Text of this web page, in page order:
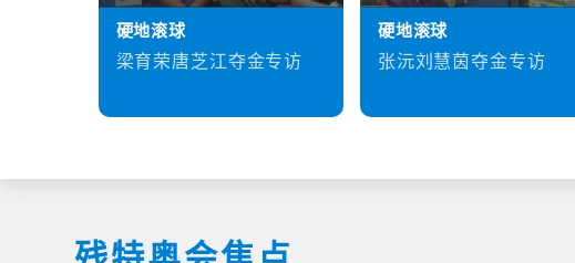
硬地滚球
梁育荣唐芝江夺金专访
硬地滚球
张沅刘慧茵夺金专访